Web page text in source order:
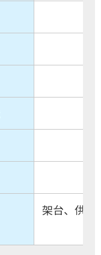
架台、供給